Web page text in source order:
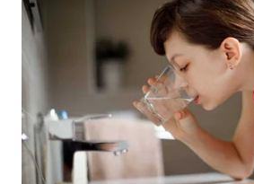
Wahana
Media
Group
WAHANA
TANI